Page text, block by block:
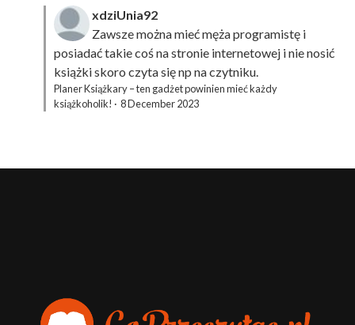
xdziUnia92
Zawsze można mieć męża programistę i
posiadać takie coś na stronie internetowej i nie nosić
książki skoro czyta się np na czytniku.
Planer Książkary – ten gadżet powinien mieć każdy
książkoholik! · 8 December 2023